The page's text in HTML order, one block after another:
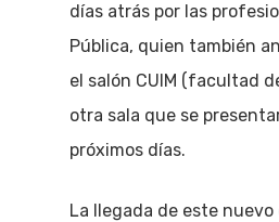
días atrás por las
Pública, quien también
el salón CUIM (facultad
otra sala que se
próximos días.
La llegada de este nuevo